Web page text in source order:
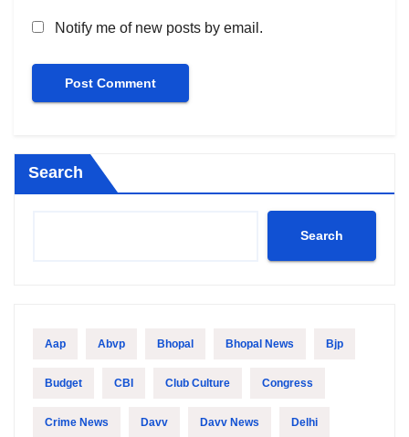
Notify me of new posts by email.
Search
Search
Aap Abvp Bhopal Bhopal News Bjp
Budget CBI Club Culture Congress
Crime News Davv Davv News Delhi